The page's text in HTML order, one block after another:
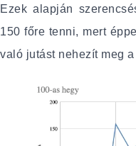
Ezek alapján
150 főre tenni, mert
való jutást nehezít meg